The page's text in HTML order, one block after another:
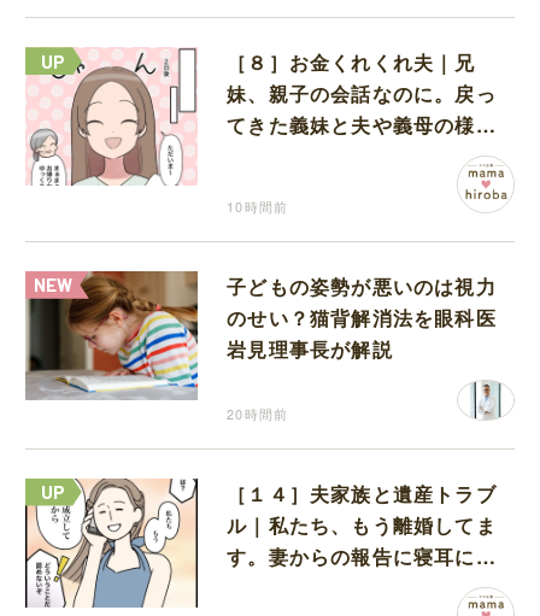
［８］お金くれくれ夫｜兄
妹、親子の会話なのに。戻っ
てきた義妹と夫や義母の様子
10時間前
子どもの姿勢が悪いのは視力
のせい？猫背解消法を眼科医
岩見理事長が解説
20時間前
［１４］夫家族と遺産トラブ
ル｜私たち、もう離婚してま
す。妻からの報告に寝耳に水